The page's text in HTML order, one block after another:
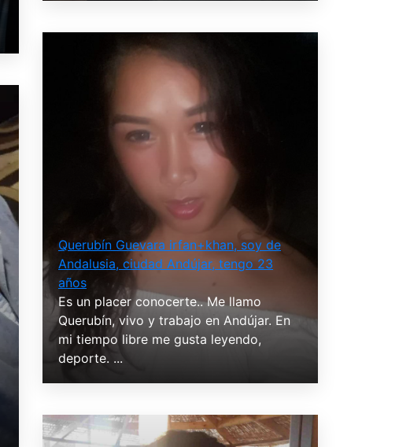
Querubín Guevara irfan+khan, soy de
Andalusia, ciudad Andújar, tengo 23
años
Es un placer conocerte.. Me llamo
Querubín, vivo y trabajo en Andújar. En
mi tiempo libre me gusta leyendo,
deporte. ...